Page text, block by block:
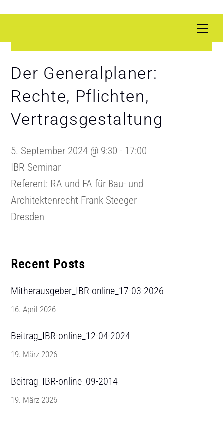
content
Der Generalplaner:
Rechte, Pflichten,
Vertragsgestaltung
5. September 2024 @ 9:30 - 17:00
IBR Seminar
Referent: RA und FA für Bau- und
Architektenrecht Frank Steeger
Dresden
Recent Posts
Mitherausgeber_IBR-online_17-03-2026
16. April 2026
Beitrag_IBR-online_12-04-2024
19. März 2026
Beitrag_IBR-online_09-2014
19. März 2026